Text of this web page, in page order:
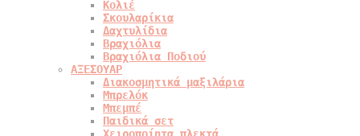
Κολιέ
Σκουλαρίκια
Δαχτυλίδια
Βραχιόλια
Βραχιόλια Ποδιού
ΑΞΕΣΟΥΑΡ
Διακοσμητικά μαξιλάρια
Μπρελόκ
Μπεμπέ
Παιδικά σετ